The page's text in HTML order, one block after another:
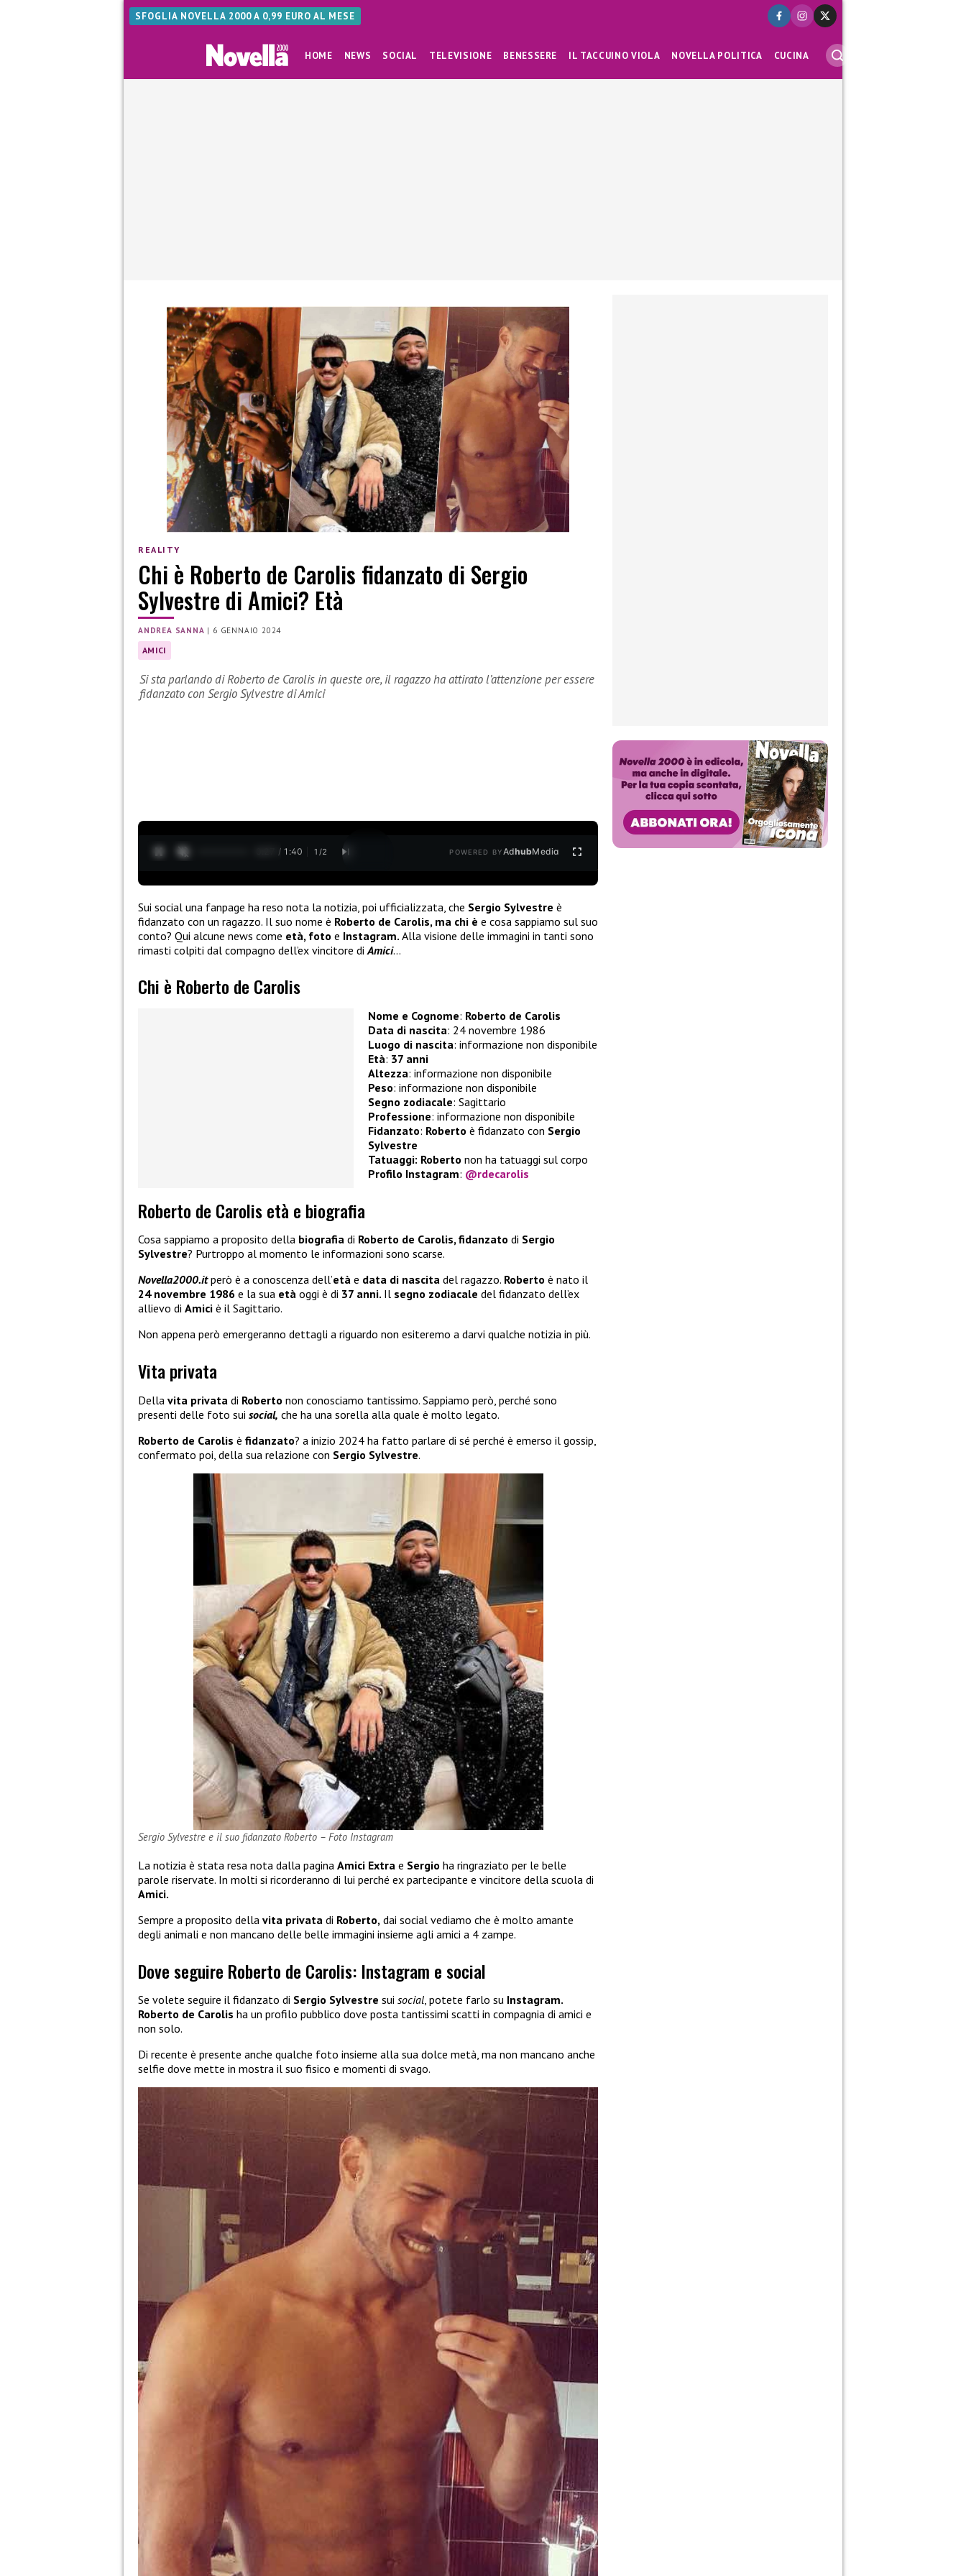
SFOGLIA NOVELLA 2000 A 0,99 EURO AL MESE
HOME NEWS SOCIAL TELEVISIONE BENESSERE IL TACCUINO VIOLA NOVELLA POLITICA CUCINA
REALITY
Chi è Roberto de Carolis fidanzato di Sergio
Sylvestre di Amici? Età
ANDREA SANNA | 6 GENNAIO 2024
AMICI
Si sta parlando di Roberto de Carolis in queste ore, il ragazzo ha attirato l’attenzione per essere
fidanzato con Sergio Sylvestre di Amici
0:28 / 1:40 1 /2 POWERED BYAdhubMedia
Sui social una fanpage ha reso nota la notizia, poi ufficializzata, che Sergio Sylvestre è
fidanzato con un ragazzo. Il suo nome è Roberto de Carolis, ma chi è e cosa sappiamo sul suo
conto? Qui alcune news come età, foto e Instagram. Alla visione delle immagini in tanti sono
rimasti colpiti dal compagno dell’ex vincitore di Amici…
Chi è Roberto de Carolis
Nome e Cognome: Roberto de Carolis
Data di nascita: 24 novembre 1986
Luogo di nascita: informazione non disponibile
Età: 37 anni
Altezza: informazione non disponibile
Peso: informazione non disponibile
Segno zodiacale: Sagittario
Professione: informazione non disponibile
Fidanzato: Roberto è fidanzato con Sergio
Sylvestre
Tatuaggi: Roberto non ha tatuaggi sul corpo
Profilo Instagram: @rdecarolis
Roberto de Carolis età e biografia
Cosa sappiamo a proposito della biografia di Roberto de Carolis, fidanzato di Sergio
Sylvestre? Purtroppo al momento le informazioni sono scarse.
Novella2000.itperò è a conoscenza dell’età e data di nascita del ragazzo. Roberto è nato il
24 novembre 1986 e la sua età oggi è di 37 anni. Il segno zodiacale del fidanzato dell’ex
allievo di Amici è il Sagittario.
Non appena però emergeranno dettagli a riguardo non esiteremo a darvi qualche notizia in più.
Vita privata
Della vita privata di Roberto non conosciamo tantissimo. Sappiamo però, perché sono
presenti delle foto sui social, che ha una sorella alla quale è molto legato.
Roberto de Carolis è fidanzato? a inizio 2024 ha fatto parlare di sé perché è emerso il gossip,
confermato poi, della sua relazione con Sergio Sylvestre.
Sergio Sylvestre e il suo fidanzato Roberto – Foto Instagram
La notizia è stata resa nota dalla pagina Amici Extra e Sergio ha ringraziato per le belle
parole riservate. In molti si ricorderanno di lui perché ex partecipante e vincitore della scuola di
Amici.
Sempre a proposito della vita privata di Roberto, dai social vediamo che è molto amante
degli animali e non mancano delle belle immagini insieme agli amici a 4 zampe.
Dove seguire Roberto de Carolis: Instagram e social
Se volete seguire il fidanzato di Sergio Sylvestre sui social, potete farlo su Instagram.
Roberto de Carolis ha un profilo pubblico dove posta tantissimi scatti in compagnia di amici e
non solo.
Di recente è presente anche qualche foto insieme alla sua dolce metà, ma non mancano anche
selfie dove mette in mostra il suo fisico e momenti di svago.